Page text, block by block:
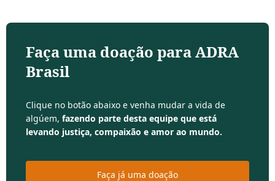
Faça uma doação para ADRA
Brasil
Clique no botão abaixo e venha mudar a vida de
algúem, fazendo parte desta equipe que está
levando justiça, compaixão e amor ao mundo.
Faça já uma doação